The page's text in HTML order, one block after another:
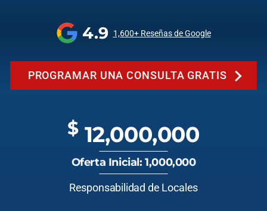
4.9 1,600+ Reseñas de Google
PROGRAMAR UNA CONSULTA GRATIS
$ 12,000,000
Oferta Inicial: 1,000,000
Responsabilidad de Locales